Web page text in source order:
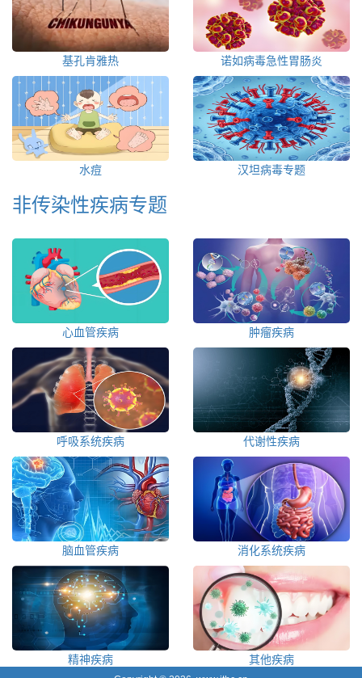
基孔肯雅热 诺如病毒急性胃肠炎
水痘 汉坦病毒专题
非传染性疾病专题
心血管疾病 肿瘤疾病
呼吸系统疾病 代谢性疾病
脑血管疾病 消化系统疾病
精神疾病 其他疾病